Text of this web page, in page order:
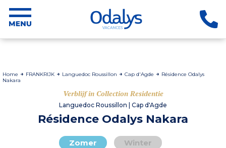
Home FRANKRIJK Languedoc Roussillon Cap d'Agde
Résidence Odalys
Nakara
Verblijf in Collection Residentie
Languedoc Roussillon | Cap d'Agde
Résidence Odalys Nakara
Zomer Winter